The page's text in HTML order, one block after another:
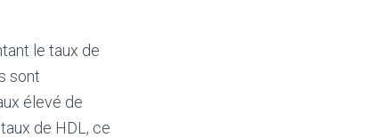
le taux de
sont
élevé de
de HDL, ce